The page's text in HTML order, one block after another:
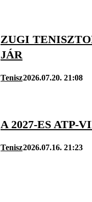
ZUGI
JÁR
Tenisz2026.07.20. 21:08
A 2027-ES ATP-
Tenisz2026.07.16. 21:23